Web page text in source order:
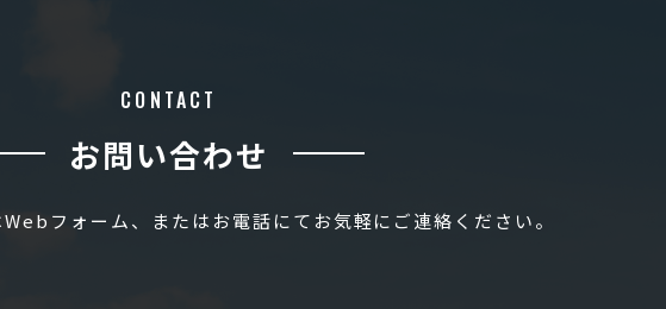
CONTACT
お問い合わせ
フォーム、またはお電話にてお気軽にご連絡ください。